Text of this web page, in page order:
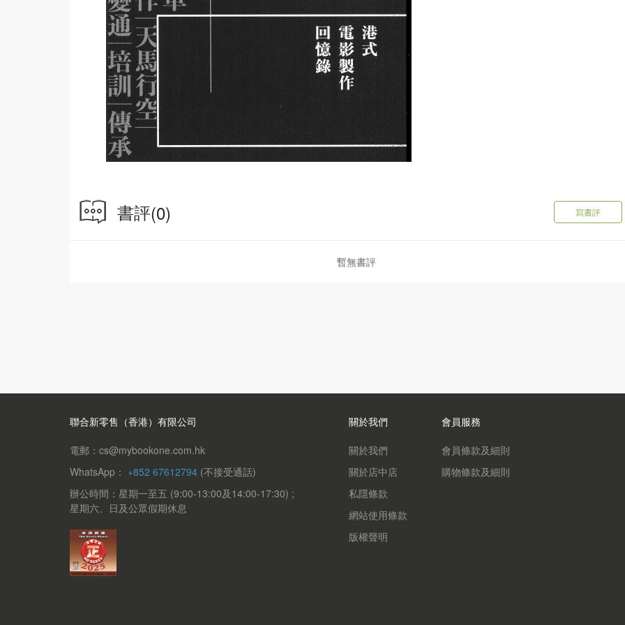
書評(0) 寫書評
暫無書評
聯合新零售（香港）有限公司
電郵：cs@mybookone.com.hk
WhatsApp： +852 67612794 (不接受通話)
辦公時間：星期一至五 (9:00-13:00及14:00-17:30) ;
星期六、日及公眾假期休息
關於我們
關於我們
關於店中店
私隱條款
網站使用條款
版權聲明
會員服務
會員條款及細則
購物條款及細則